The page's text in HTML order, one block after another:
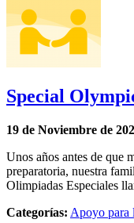
Special
19 de Noviembre de
Unos años antes de que
preparatoria, nuestra
Olimpiadas Especiales
Categorías: Apoyo para